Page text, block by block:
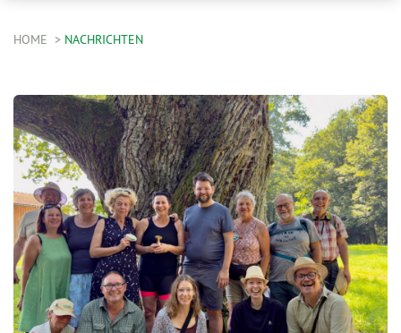
HOME NACHRICHTEN